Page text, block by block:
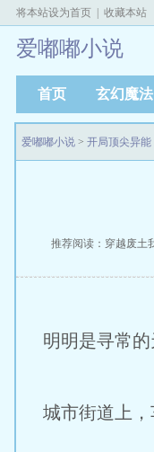
将本站设为首页 收藏本站
爱嘟嘟小说
首页 玄幻魔法
爱嘟嘟小说 > 开局顶尖异
推荐阅读： 穿越废土
明明是寻常
城市街道上，